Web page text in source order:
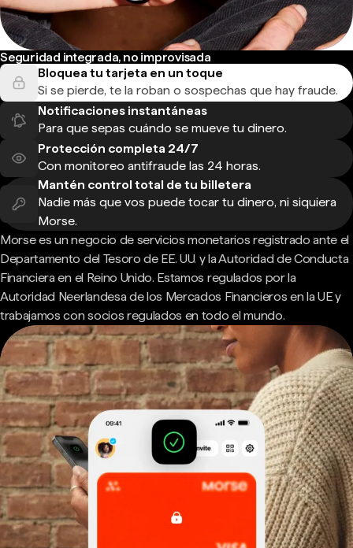
Seguridad integrada, no improvisada
Bloquea tu tarjeta en un toque
Si se pierde, te la roban o sospechas que hay fraude.
Notificaciones instantáneas
Para que sepas cuándo se mueve tu dinero.
Protección completa 24/7
Con monitoreo antifraude las 24 horas.
Mantén control total de tu billetera
Nadie más que vos puede tocar tu dinero, ni siquiera
Morse.
Morse es un negocio de servicios monetarios registrado ante el
Departamento del Tesoro de EE. UU. y la Autoridad de Conducta
Financiera en el Reino Unido. Estamos regulados por la
Autoridad Neerlandesa de los Mercados Financieros en la UE y
trabajamos con socios regulados en todo el mundo.